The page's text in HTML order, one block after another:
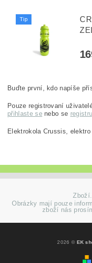
Tip
Buďte první, kdo napíše
Pouze registrovaní
přihlaste senebo se
Elektrokola Crussis,
Obrázky mají pouze
zboží nás
2026 © EK